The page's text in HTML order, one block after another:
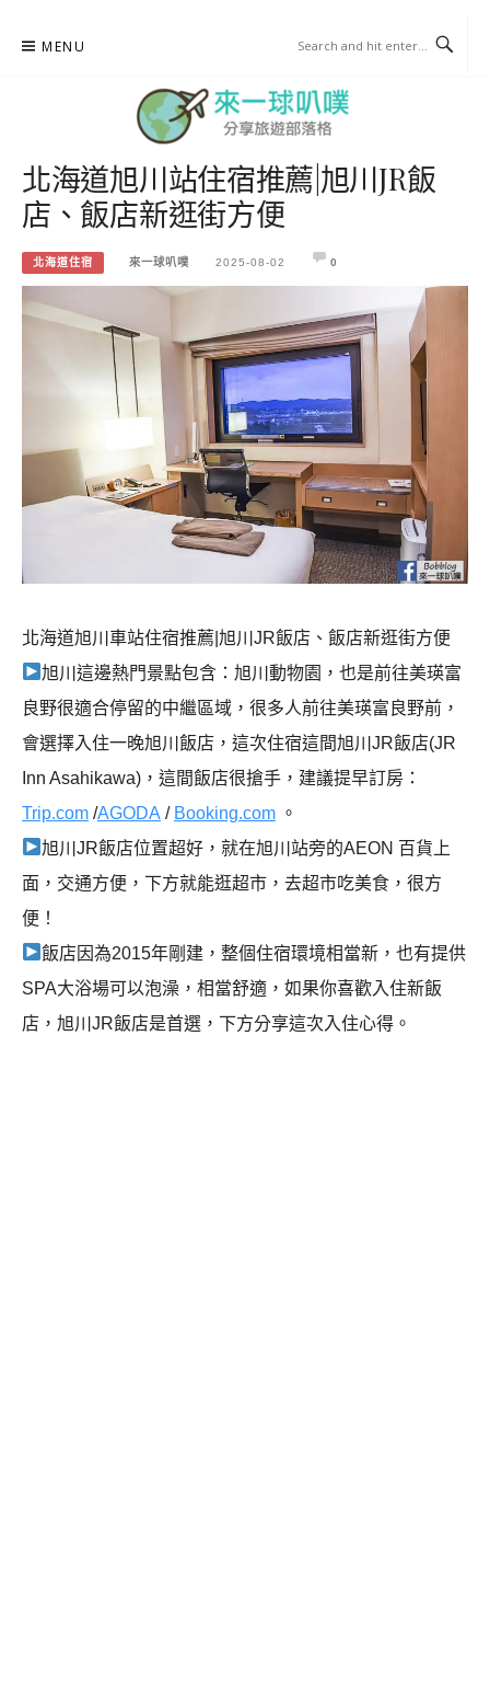
MENU
來一球叭噗
分享日本自助部落格
北海道旭川站住宿推薦|旭川JR飯
店、飯店新逛街方便
北海道住宿 來一球叭噗 2025-08-02 0
北海道旭川車站住宿推薦|旭川JR飯店、飯店新逛街方便
旭川這邊熱門景點包含：旭川動物園，也是前往美瑛富
良野很適合停留的中繼區域，很多人前往美瑛富良野前，
會選擇入住一晚旭川飯店，這次住宿這間旭川JR飯店(JR
Inn Asahikawa)，這間飯店很搶手，建議提早訂房：
Trip.com /AGODA / Booking.com 。
旭川JR飯店位置超好，就在旭川站旁的AEON 百貨上
面，交通方便，下方就能逛超市，去超市吃美食，很方
便！
飯店因為2015年剛建，整個住宿環境相當新，也有提供
SPA大浴場可以泡澡，相當舒適，如果你喜歡入住新飯
店，旭川JR飯店是首選，下方分享這次入住心得。